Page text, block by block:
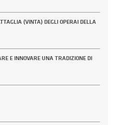
(VINTA) DEGLI OPERAI DELLA
E INNOVARE UNA TRADIZIONE DI